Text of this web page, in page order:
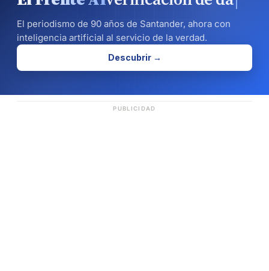
El periodismo de 90 años de Santander, ahora con
inteligencia artificial al servicio de la verdad.
Descubrir →
PUBLICIDAD